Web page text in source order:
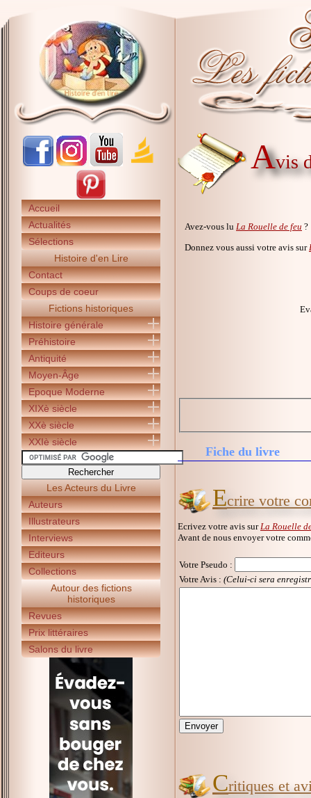
Accueil
Actualités
Sélections
Histoire d'en Lire
Contact
Coups de coeur
Fictions historiques
Histoire générale
Préhistoire
Antiquité
Moyen-Âge
Epoque Moderne
XIXè siècle
XXè siècle
XXIè siècle
Les Acteurs du Livre
Auteurs
Illustrateurs
Interviews
Editeurs
Collections
Autour des fictions
historiques
Revues
Prix littéraires
Salons du livre
Avis
Avez-vous lu La Rouelle de feu ?
Donnez vous aussi votre avis sur
Fiche du livre
Ecrire votre
Ecrivez votre avis sur La Rouelle
Avant de nous envoyer votre
Votre Pseudo :
Votre Avis : (Celui-ci sera
Critiques et